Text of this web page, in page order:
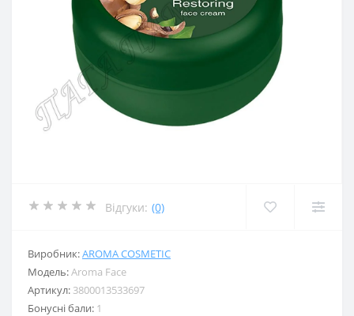
Відгуки: (0)
Виробник:AROMA COSMETIC
Модель:Aroma Face
Артикул: 3800013533697
Бонусні бали: 1